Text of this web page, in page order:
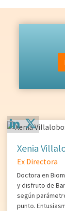
Xenia
Ex Directora
Doctora en
y disfruto de
según
punto.